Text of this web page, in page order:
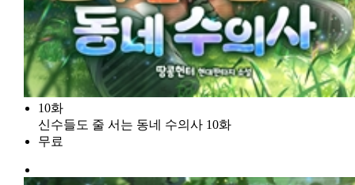
10화
신수들도 줄 서는 동네 수의사 10화
무료